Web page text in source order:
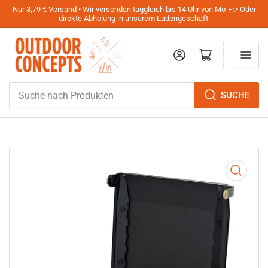
Nur 3,79 € Versand • Wir versenden taggleich bis 14 Uhr von Mo-Fr.• Oder
direkte Abholung in unserem Ladengeschäft.
nach
Produkten
SUCHE
AnmeldenMini-Warenkorb öffnen